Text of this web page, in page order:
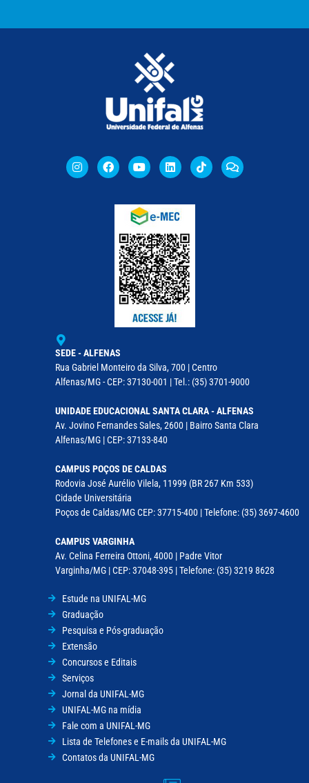
SEDE - ALFENAS
Rua Gabriel Monteiro da Silva, 700 | Centro
Alfenas/MG - CEP: 37130-001 | Tel.: (35) 3701-9000
UNIDADE EDUCACIONAL SANTA CLARA - ALFENAS
Av. Jovino Fernandes Sales, 2600 | Bairro Santa Clara
Alfenas/MG | CEP: 37133-840
CAMPUS POÇOS DE CALDAS
Rodovia José Aurélio Vilela, 11999 (BR 267 Km 533)
Cidade Universitária
Poços de Caldas/MG CEP: 37715-400 | Telefone: (35) 3697-4600
CAMPUS VARGINHA
Av. Celina Ferreira Ottoni, 4000 | Padre Vitor
Varginha/MG | CEP: 37048-395 | Telefone: (35) 3219 8628
Estude na UNIFAL-MG
Graduação
Pesquisa e Pós-graduação
Extensão
Concursos e Editais
Serviços
Jornal da UNIFAL-MG
UNIFAL-MG na mídia
Fale com a UNIFAL-MG
Lista de Telefones e E-mails da UNIFAL-MG
Contatos da UNIFAL-MG